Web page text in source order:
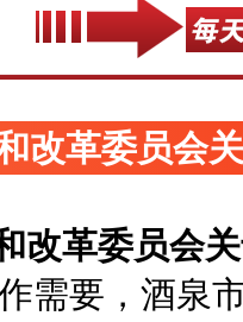
改革委员会
改革委员会
，酒泉市